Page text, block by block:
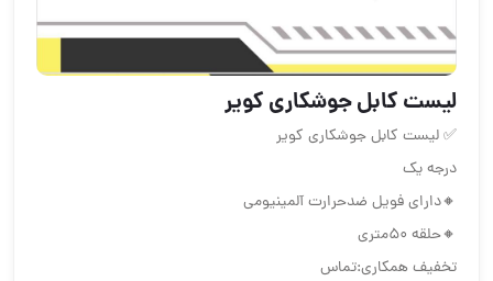
لیست کابل جوشکاری کویر
✅ لیست کابل جوشکاری کویر
درجه یک
🔸دارای فویل ضدحرارت آلمینیومی
🔸حلقه ۵۰متری
تخفیف همکاری:تماس